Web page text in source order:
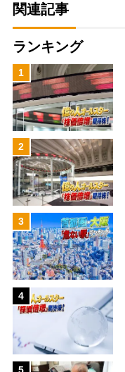
関連記事
ランキング
1
2
3
4